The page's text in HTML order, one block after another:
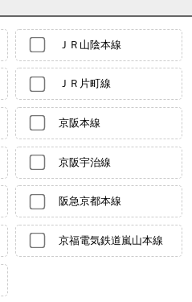
ＪＲ山陰本線
ＪＲ片町線
京阪本線
京阪宇治線
阪急京都本線
京福電気鉄道嵐山本線